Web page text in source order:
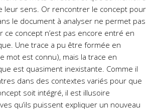
leur sens. Or rencontrer le concept pour
le document à analyser ne permet pas
ce concept n’est pas encore entré en
Une trace a pu être formée en
mot est connu), mais la trace en
est quasiment inexistante. Comme il
dans des contextes variés pour que
soit intégré, il est illusoire
qu’ils puissent expliquer un nouveau